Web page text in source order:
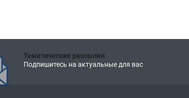
Тематические рассылки
Подпишитесь на актуальные для вас